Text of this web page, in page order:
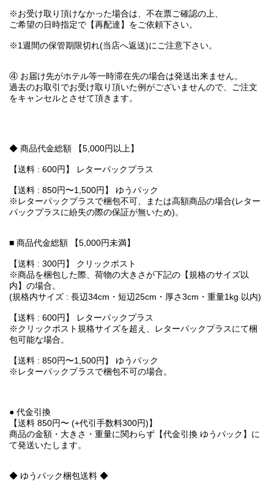
※お受け取り頂けなかった場合は、不在票ご確認の上、
ご希望の日時指定で【再配達】をご依頼下さい。
※1週間の保管期限切れ(当店へ返送)にご注意下さい。
④ お届け先がホテル等一時滞在先の場合は発送出来ません。
過去のお取引でお受け取り頂いた例がございませんので、ご注文
をキャンセルとさせて頂きます。
◆ 商品代金総額 【5,000円以上】
【送料 : 600円】 レターパックプラス
【送料 : 850円〜1,500円】 ゆうパック
※レターパックプラスで梱包不可、または高額商品の場合(レター
パックプラスに紛失の際の保証が無いため)。
■ 商品代金総額 【5,000円未満】
【送料 : 300円】 クリックポスト
※商品を梱包した際、荷物の大きさが下記の【規格のサイズ以
内】の場合。
(規格内サイズ : 長辺34cm・短辺25cm・厚さ3cm・重量1kg 以内)
【送料 : 600円】 レターパックプラス
※クリックポスト規格サイズを超え、レターパックプラスにて梱
包可能な場合。
【送料 : 850円〜1,500円】 ゆうパック
※レターパックプラスで梱包不可の場合。
● 代金引換
【送料 850円〜 (+代引手数料300円)】
商品の金額・大きさ・重量に関わらず【代金引換 ゆうパック】に
て発送いたします。
◆ ゆうパック梱包送料 ◆